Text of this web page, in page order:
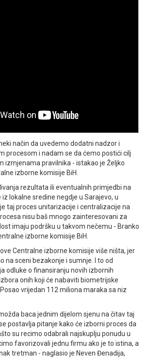
način da uvedemo dodatni nadzor i
procesom i nadam se da ćemo postići cilj
izmjenama pravilnika - istakao je Željko
izborne komisije BiH.
rezultata ili eventualnih primjedbi na
lokalne sredine negdje u Sarajevo, u
taj proces unitarizacije i centralizacije na
nisu baš mnogo zainteresovani za
imaju podršku u takvom nečemu - Branko
izborne komisije BiH.
Centralne izborne komisije više ništa, jer
na sceni bezakonje i sumnje. I to od
odluke o finansiranju novih izbornih
onih koji će nabaviti biometrijske
vrijedan 112 miliona maraka sa niz
baca jednim dijelom sjenu na čitav taj
postavlja pitanje kako će izborni proces da
su recimo odabrali najskuplju ponudu u
favorizovali jednu firmu ako je to istina, a
tretman - naglasio je Neven Đenadija,